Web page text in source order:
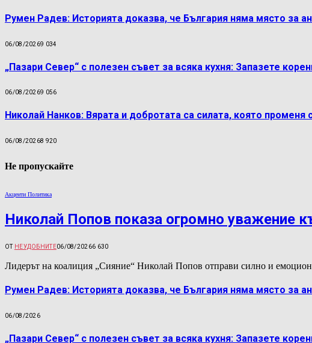
Румен Радев: Историята доказва, че България няма място за
06/08/20269 034
„Пазари Север“ с полезен съвет за всяка кухня: Запазете
06/08/20269 056
Николай Нанков: Вярата и добротата са силата, която променя
06/08/20268 920
Не пропускайте
Акценти Политика
Николай Попов показа огромно уважение
ОТ НЕУДОБНИТЕ06/08/20266 630
Лидерът на коалиция „Сияние“ Николай Попов отправи силно и
Румен Радев: Историята доказва, че България няма място за
06/08/2026
„Пазари Север“ с полезен съвет за всяка кухня: Запазете